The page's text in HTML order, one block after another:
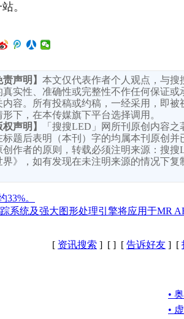
。
责声明】 本文仅代表作者个人观点，与
真实性、准确性或完整性不作任何保证
内容。所有投稿或约稿，一经采用，即
形下，在本传媒旗下平台选择调用。
权声明】
「搜搜LED」网所刊原创内容
标题后表明（本刊）字的均属本刊原创
创作者的原则，转载必须注明来源：搜
界》，如有发现在未注明来源的情况下
。
系统及强大图形处理引擎将应用于MR
[ 资讯搜索 ] [ ] [ 告诉好友 ] [
•
•